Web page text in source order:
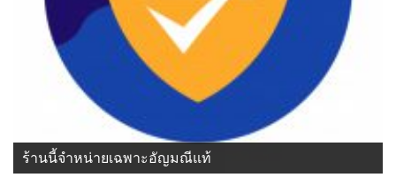
ร้านนี้จำหน่ายเฉพาะอัญมณีแท้